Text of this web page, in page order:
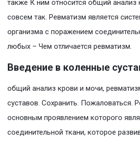
также К ним относится общий анализ
совсем так. Ревматизм является
организма с поражением
любых – Чем отличается ревматизм.
Введение в коленные
общий анализ крови и мочи,
суставов. Сохранить. Пожаловаться.
основным проявлением которого
соединительной ткани, которое